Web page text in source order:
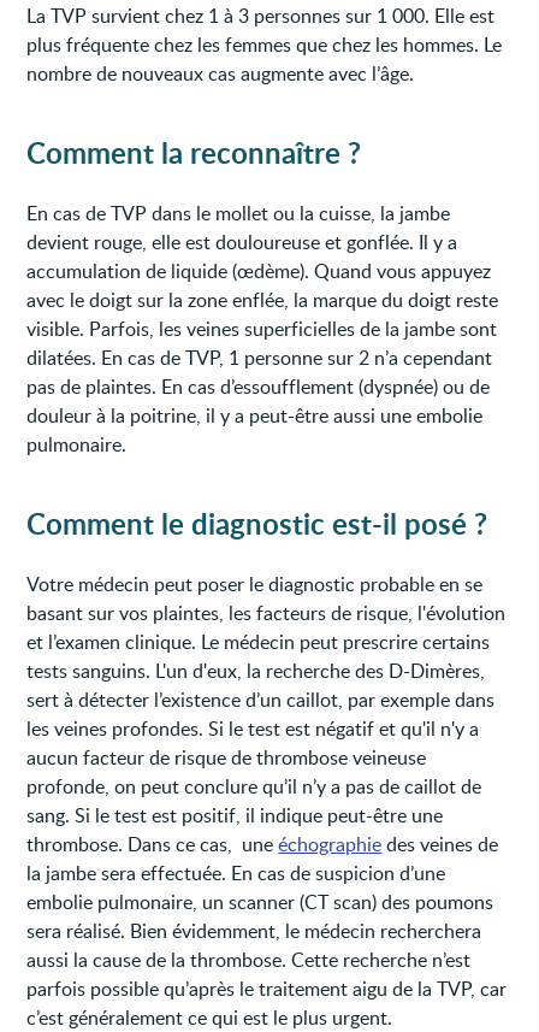
La TVP survient chez 1 à 3 personnes sur 1 000. Elle est
plus fréquente chez les femmes que chez les hommes. Le
nombre de nouveaux cas augmente avec l’âge.
Comment la reconnaître ?
En cas de TVP dans le mollet ou la cuisse, la jambe
devient rouge, elle est douloureuse et gonflée. Il y a
accumulation de liquide (œdème). Quand vous appuyez
avec le doigt sur la zone enflée, la marque du doigt reste
visible. Parfois, les veines superficielles de la jambe sont
dilatées. En cas de TVP, 1 personne sur 2 n’a cependant
pas de plaintes. En cas d’essoufflement (dyspnée) ou de
douleur à la poitrine, il y a peut-être aussi une embolie
pulmonaire.
Comment le diagnostic est-il posé ?
Votre médecin peut poser le diagnostic probable en se
basant sur vos plaintes, les facteurs de risque, l'évolution
et l’examen clinique. Le médecin peut prescrire certains
tests sanguins. L'un d'eux, la recherche des D-Dimères,
sert à détecter l’existence d’un caillot, par exemple dans
les veines profondes. Si le test est négatif et qu'il n'y a
aucun facteur de risque de thrombose veineuse
profonde, on peut conclure qu’il n’y a pas de caillot de
sang. Si le test est positif, il indique peut-être une
thrombose. Dans ce cas, uneéchographiedes veines de
la jambe sera effectuée. En cas de suspicion d’une
embolie pulmonaire, un scanner (CT scan) des poumons
sera réalisé. Bien évidemment, le médecin recherchera
aussi la cause de la thrombose. Cette recherche n’est
parfois possible qu’après le traitement aigu de la TVP, car
c’est généralement ce qui est le plus urgent.